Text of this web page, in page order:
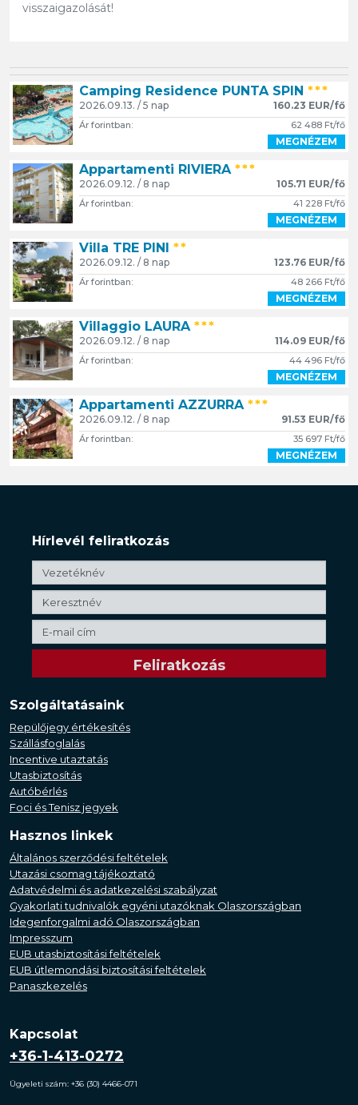
visszaigazolását!
Camping Residence PUNTA SPIN ***
2026.09.13. / 5 nap 160.23 EUR/fő
Ár forintban: 62 488 Ft/fő
MEGNÉZEM
Appartamenti RIVIERA ***
2026.09.12. / 8 nap 105.71 EUR/fő
Ár forintban: 41 228 Ft/fő
MEGNÉZEM
Villa TRE PINI **
2026.09.12. / 8 nap 123.76 EUR/fő
Ár forintban: 48 266 Ft/fő
MEGNÉZEM
Villaggio LAURA ***
2026.09.12. / 8 nap 114.09 EUR/fő
Ár forintban: 44 496 Ft/fő
MEGNÉZEM
Appartamenti AZZURRA ***
2026.09.12. / 8 nap 91.53 EUR/fő
Ár forintban: 35 697 Ft/fő
MEGNÉZEM
Hírlevél feliratkozás
Szolgáltatásaink
Repülőjegy értékesítés
Szállásfoglalás
Incentive utaztatás
Utasbiztosítás
Autóbérlés
Foci és Tenisz jegyek
Hasznos linkek
Általános szerződési feltételek
Utazási csomag tájékoztató
Adatvédelmi és adatkezelési szabályzat
Gyakorlati tudnivalók egyéni utazóknak Olaszországban
Idegenforgalmi adó Olaszországban
Impresszum
EUB utasbiztosítási feltételek
EUB útlemondási biztosítási feltételek
Panaszkezelés
Kapcsolat
+36-1-413-0272
Ügyeleti szám: +36 (30) 4466-071